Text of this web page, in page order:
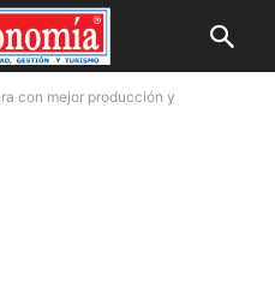
con mejor producción y